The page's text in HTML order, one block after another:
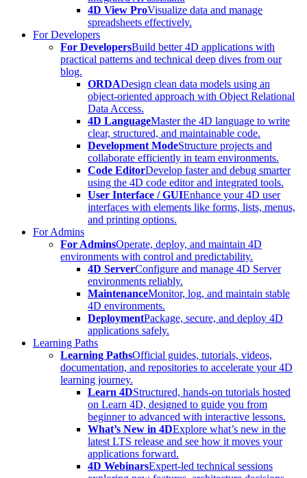
4D View ProVisualize data and manage
spreadsheets effectively.
For Developers
For DevelopersBuild better 4D applications with
practical patterns and technical deep dives from our
blog.
ORDADesign clean data models using an
object-oriented approach with Object Relational
Data Access.
4D LanguageMaster the 4D language to write
clear, structured, and maintainable code.
Development ModeStructure projects and
collaborate efficiently in team environments.
Code EditorDevelop faster and debug smarter
using the 4D code editor and integrated tools.
User Interface / GUIEnhance your 4D user
interfaces with elements like forms, lists, menus,
and printing options.
For Admins
For AdminsOperate, deploy, and maintain 4D
environments with control and predictability.
4D ServerConfigure and manage 4D Server
environments reliably.
MaintenanceMonitor, log, and maintain stable
4D environments.
DeploymentPackage, secure, and deploy 4D
applications safely.
Learning Paths
Learning PathsOfficial guides, tutorials, videos,
documentation, and repositories to accelerate your 4D
learning journey.
Learn 4DStructured, hands-on tutorials hosted
on Learn 4D, designed to guide you from
beginner to advanced with interactive lessons.
What’s New in 4DExplore what’s new in the
latest LTS release and see how it moves your
applications forward.
4D WebinarsExpert-led technical sessions